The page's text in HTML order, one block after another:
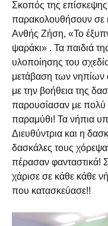
Σκοπός της
παρακολουθήσουν σε
Ανθής Ζήση, «Το
ψαράκι» . Τα παιδιά
υλοποίησης του
μετάβαση των νηπίων
με την βοήθεια της
παρουσίασαν με πολύ
παραμύθι! Τα νήπια
Διευθύντρια και η
δασκάλες τους
πέρασαν φανταστικά!
χάρισε σε κάθε κάθε
που κατασκεύασε!!